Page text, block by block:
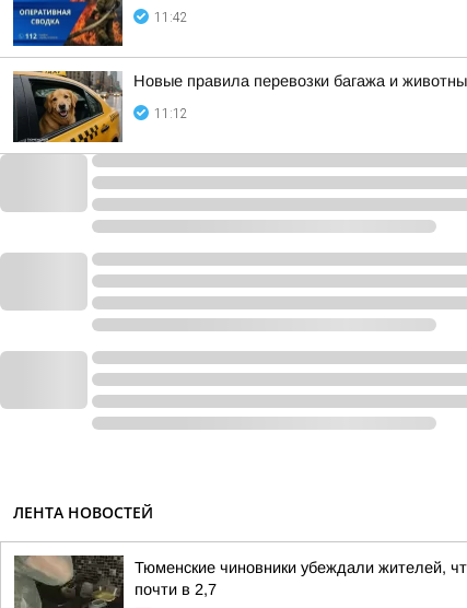
11:42
Новые правила перевозки багажа и
11:12
ЛЕНТА НОВОСТЕЙ
Тюменские чиновники убеждали жителей,
почти в 2,7